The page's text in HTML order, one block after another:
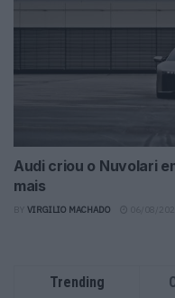
Audi criou o Nuvolari
mais
VIRGILIO MACHADO
Trending